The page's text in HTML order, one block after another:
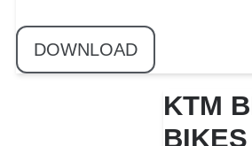
DOWNLOAD
KTM
BIKES